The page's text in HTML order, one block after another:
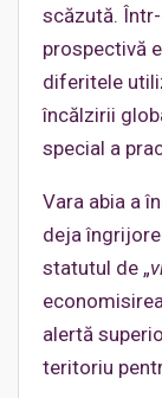
scăzută.
prospectivă
diferitele
încălzirii
special a
Vara abia a
deja
statutul de „
alertă
teritoriu